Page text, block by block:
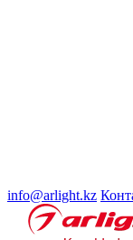
info@arlight.kz